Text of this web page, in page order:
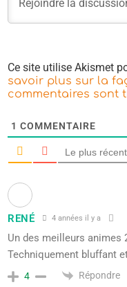
Ce site utilise Akismet
savoir plus sur la
commentaires sont
1 COMMENTAIRE
Le plus récent
RENÉ 4 années il y a
Un des meilleurs animes
Techniquement bluffant
4 Répondre